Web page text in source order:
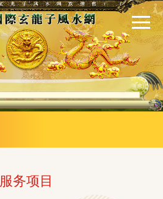
服务项目